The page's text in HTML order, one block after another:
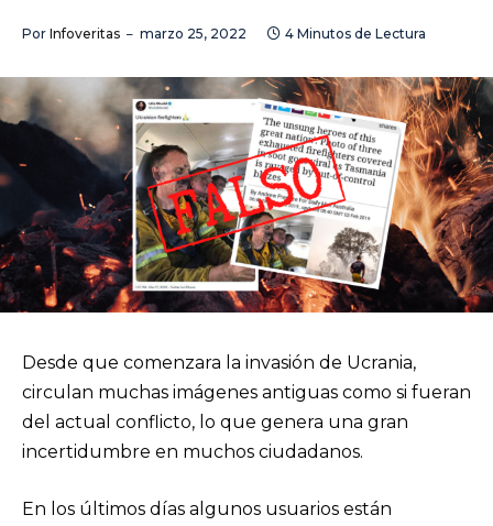
Por Infoveritas marzo 25, 2022 4 Minutos de Lectura
Desde que comenzara la invasión de Ucrania,
circulan muchas imágenes antiguas como si fueran
del actual conflicto, lo que genera una gran
incertidumbre en muchos ciudadanos.
En los últimos días algunos usuarios están